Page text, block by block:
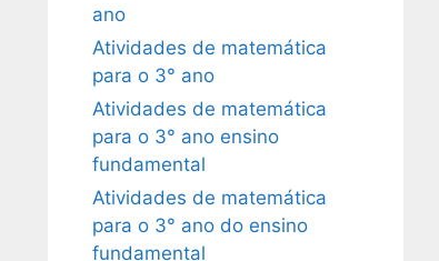
ano
Atividades de matemática
para o 3° ano
Atividades de matemática
para o 3° ano ensino
fundamental
Atividades de matemática
para o 3° ano do ensino
fundamental